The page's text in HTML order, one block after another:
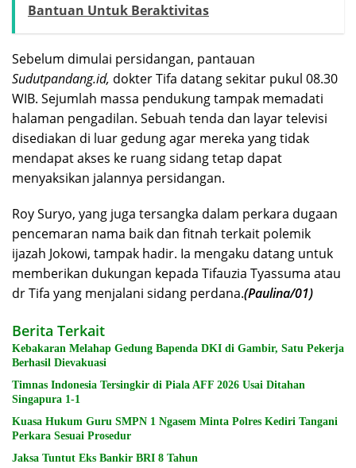
Bantuan Untuk Beraktivitas
Sebelum dimulai persidangan, pantauan
Sudutpandang.id, dokter Tifa datang sekitar pukul 08.30
WIB. Sejumlah massa pendukung tampak memadati
halaman pengadilan. Sebuah tenda dan layar televisi
disediakan di luar gedung agar mereka yang tidak
mendapat akses ke ruang sidang tetap dapat
menyaksikan jalannya persidangan.
Roy Suryo, yang juga tersangka dalam perkara dugaan
pencemaran nama baik dan fitnah terkait polemik
ijazah Jokowi, tampak hadir. Ia mengaku datang untuk
memberikan dukungan kepada Tifauzia Tyassuma atau
dr Tifa yang menjalani sidang perdana.(Paulina/01)
Berita Terkait
Kebakaran Melahap Gedung Bapenda DKI di Gambir, Satu Pekerja
Berhasil Dievakuasi
Timnas Indonesia Tersingkir di Piala AFF 2026 Usai Ditahan
Singapura 1-1
Kuasa Hukum Guru SMPN 1 Ngasem Minta Polres Kediri Tangani
Perkara Sesuai Prosedur
Jaksa Tuntut Eks Bankir BRI 8 Tahun